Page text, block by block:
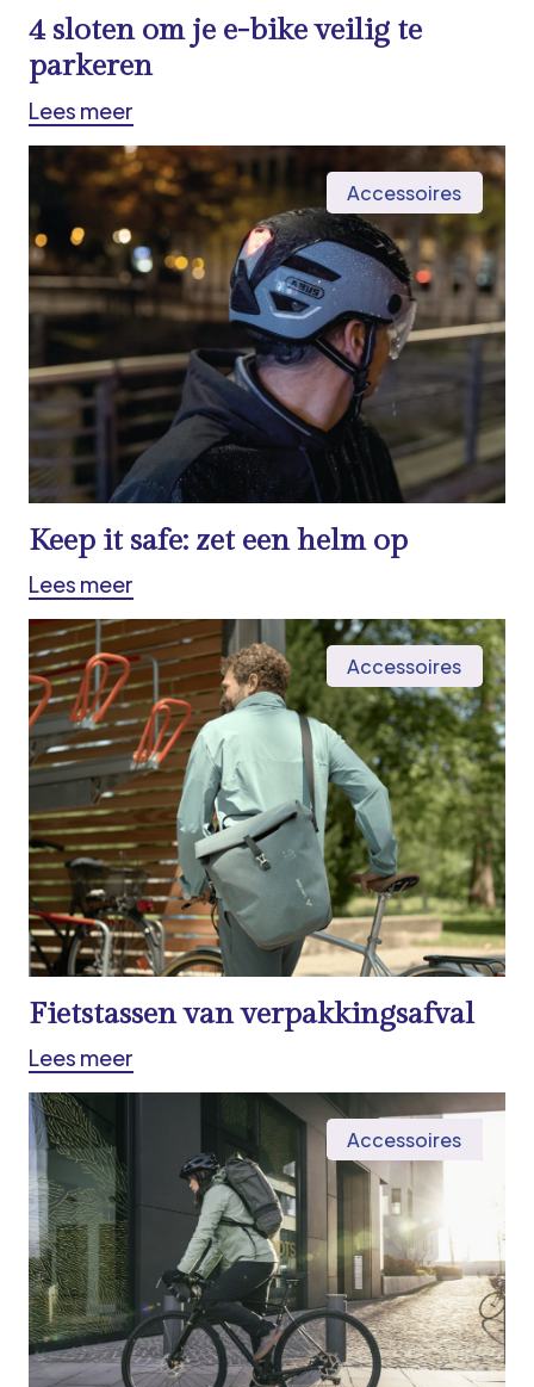
4 sloten om je e-bike veilig te
parkeren
Lees meer
Accessoires
Keep it safe: zet een helm op
Lees meer
Accessoires
Fietstassen van verpakkingsafval
Lees meer
Accessoires